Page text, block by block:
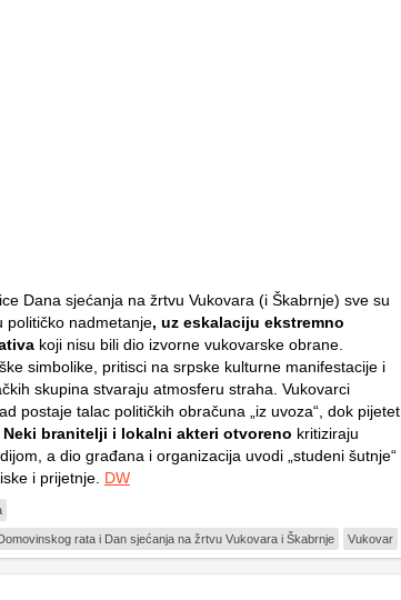
Dana sjećanja na žrtvu Vukovara (i Škabrnje) sve su
političko nadmetanje, uz eskalaciju ekstremno
koji nisu bili dio izvorne vukovarske obrane.
simbolike, pritisci na srpske kulturne manifestacije i
skupina stvaraju atmosferu straha. Vukovarci
postaje talac političkih obračuna „iz uvoza“, dok pijetet
Neki branitelji i lokalni akteri otvoreno kritiziraju
a dio građana i organizacija uvodi „studeni šutnje“
i prijetnje. DW
rata i Dan sjećanja na žrtvu Vukovara i Škabrnje Vukovar